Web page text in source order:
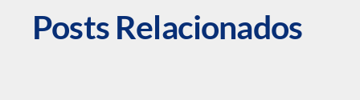
Posts Relacionados